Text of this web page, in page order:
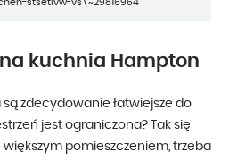
stsetivw-vs\~29816964
kuchnia Hampton
są zdecydowanie łatwiejsze do
jest ograniczona? Tak się
pomieszczeniem, trzeba